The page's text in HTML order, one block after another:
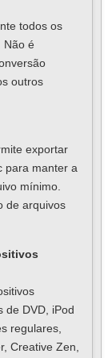
todos os
Não é
outros
exportar
para manter a
mínimo.
de arquivos
de DVD, iPod
regulares,
Creative Zen,